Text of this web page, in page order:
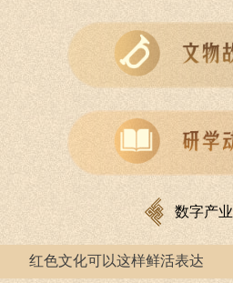
数字产业
红色文化可以这样鲜活表达